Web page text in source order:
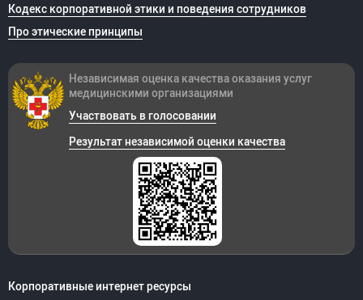
Кодекс корпоративной этики и поведения сотрудников
Про этические принципы
Корпоративные интернет ресурсы
Независимая оценка качества оказания услуг
медицинскими организациями
Участвовать в голосовании
Результат независимой оценки качества